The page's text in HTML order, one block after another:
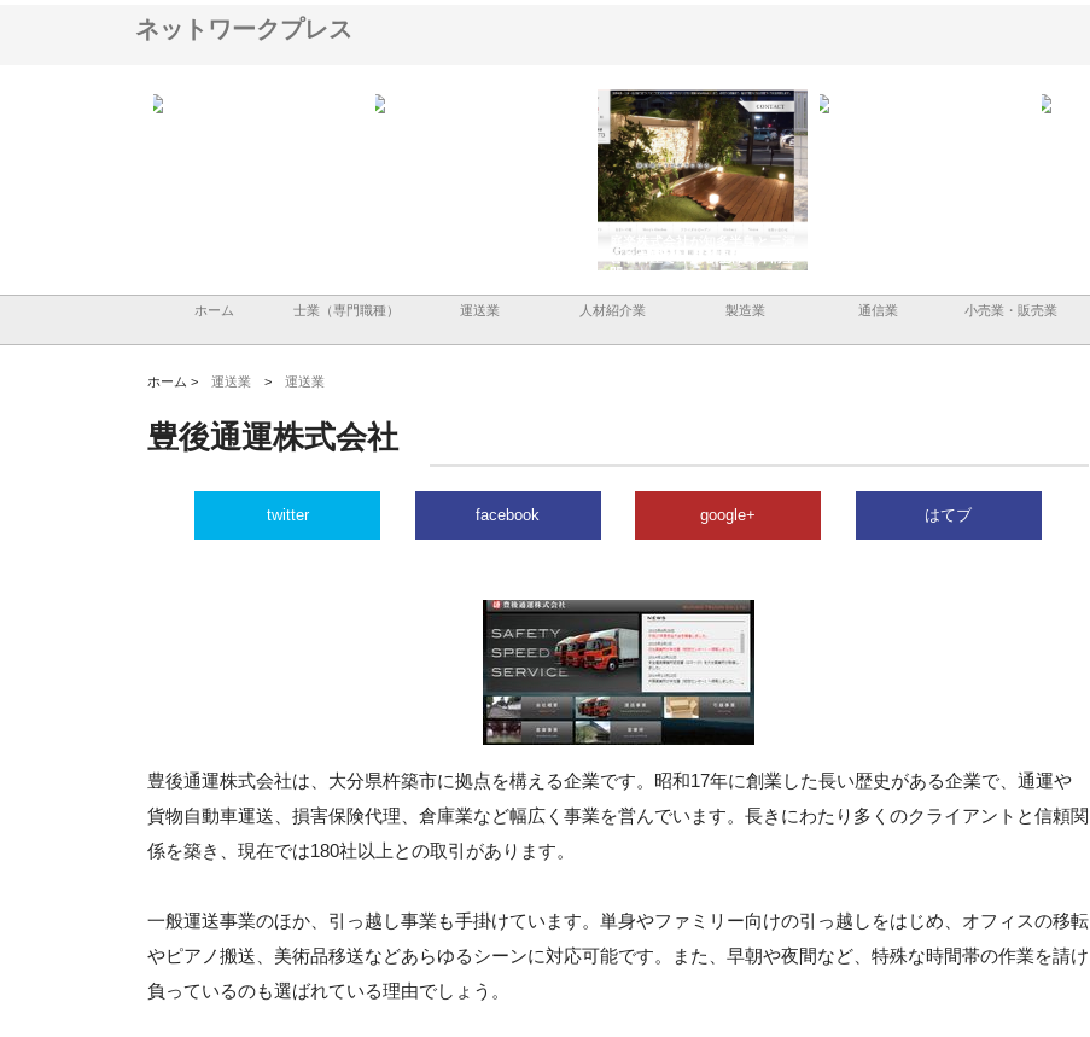
ネットワークプレス
と名古屋で叶える理想の外構空
間
ホーム 士業（専門職種） 運送業 人材紹介業 製造業 通信業 小売業・販売業
ホーム > 運送業 > 運送業
豊後通運株式会社
twitter facebook google+ はてブ
豊後通運株式会社は、大分県杵築市に拠点を構える企業です。昭和17年に創業した長い歴史がある企業で、通運や
貨物自動車運送、損害保険代理、倉庫業など幅広く事業を営んでいます。長きにわたり多くのクライアントと信頼関
係を築き、現在では180社以上との取引があります。
一般運送事業のほか、引っ越し事業も手掛けています。単身やファミリー向けの引っ越しをはじめ、オフィスの移転
やピアノ搬送、美術品移送などあらゆるシーンに対応可能です。また、早朝や夜間など、特殊な時間帯の作業を請け
負っているのも選ばれている理由でしょう。